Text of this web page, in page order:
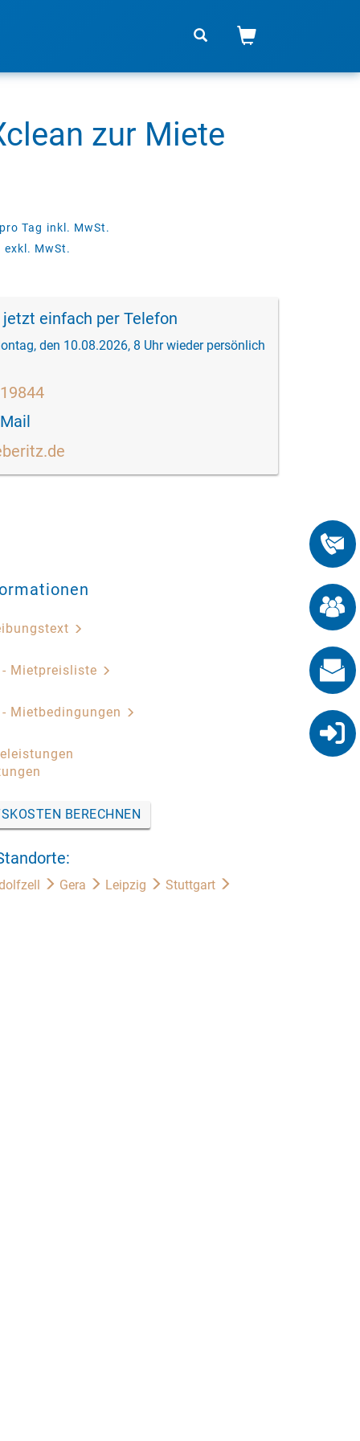
zur Miete
pro Tag inkl. MwSt.
exkl. MwSt.
einfach per Telefon
den 10.08.2026, 8 Uhr wieder persönlich
Mietpreisliste
Mietbedingungen
BERECHNEN
Gera Leipzig
Stuttgart